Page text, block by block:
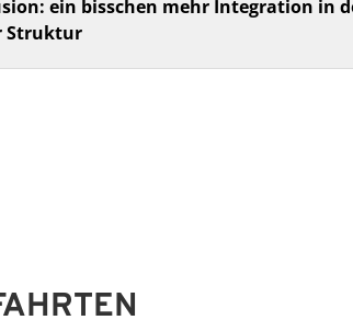
ein bisschen mehr Integration in
Struktur